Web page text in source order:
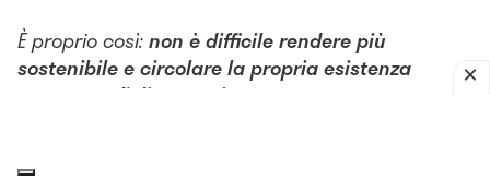
È proprio così:non è difficile rendere più
sostenibile e circolare la propria esistenza
attraverso l’alimentazione